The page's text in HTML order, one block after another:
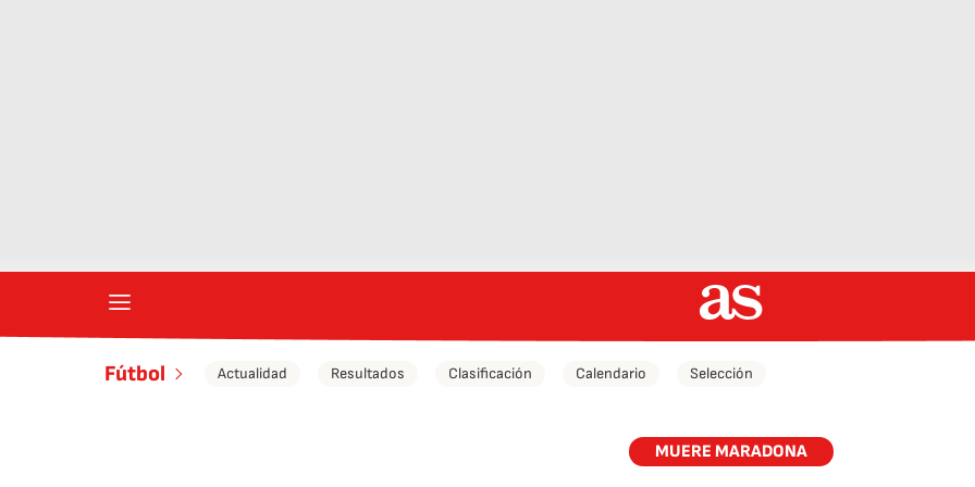
Fútbol Actualidad Resultados Clasificación Calendario Selección
MUERE MARADONA